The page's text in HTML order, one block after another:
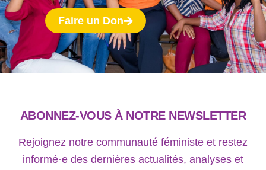
Faire un Don
ABONNEZ-VOUS À NOTRE NEWSLETTER
Rejoignez notre communauté féministe et restez
informé·e des dernières actualités, analyses et